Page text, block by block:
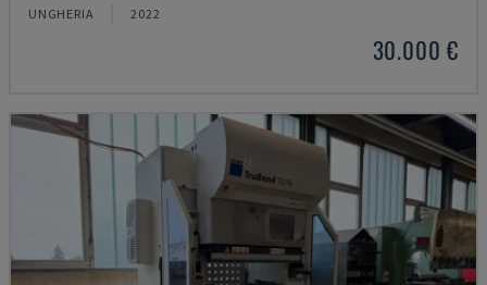
UNGHERIA 2022
30.000 €